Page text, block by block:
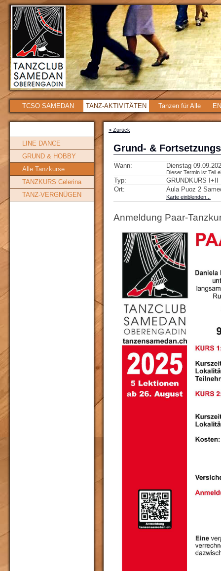
TCSO SAMEDAN TANZ-AKTIVITÄTEN Tanzen für Alle
LINE DANCE
GRUND & HOBBY
Alle Tanzkurse
TANZKURS Celerina
TANZ-VERGNÜGEN
> Zurück
Grund- &
Wann: Dienstag
Dieser Termin ist Teil
Typ:
GRUNDKURS I+II
Ort:
Aula Puoz 2
Karte einblenden...
Anmeldung Paar-